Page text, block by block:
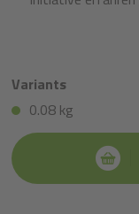
Variants
0.08 kg